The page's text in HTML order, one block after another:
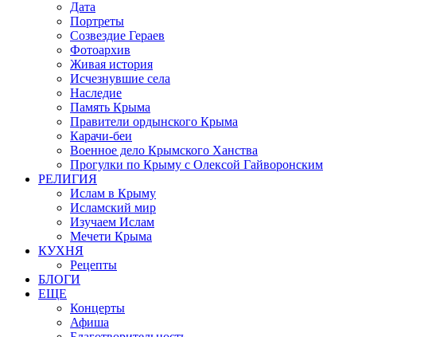
Дата
Портреты
Созвездие Гераев
Фотоархив
Живая история
Исчезнувшие села
Наследие
Память Крыма
Правители ордынского Крыма
Карачи-беи
Военное дело Крымского Ханства
Прогулки по Крыму с Олексой Гайворонским
РЕЛИГИЯ
Ислам в Крыму
Исламский мир
Изучаем Ислам
Мечети Крыма
КУХНЯ
Рецепты
БЛОГИ
ЕЩЕ
Концерты
Афиша